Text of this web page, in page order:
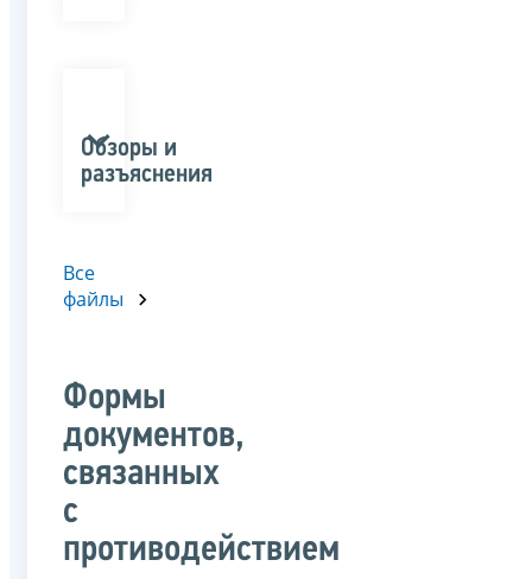
Обзоры и
разъяснения
Все
файлы
Формы
документов,
связанных
с
противодействием